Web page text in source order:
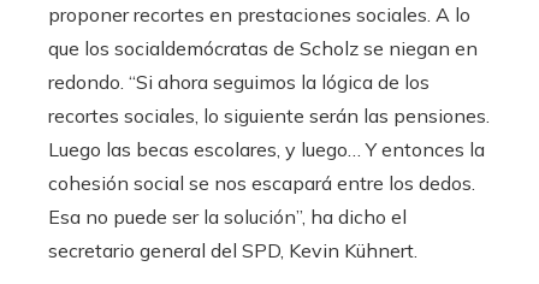
proponer recortes en prestaciones sociales. A lo
que los socialdemócratas de Scholz se niegan en
redondo. “Si ahora seguimos la lógica de los
recortes sociales, lo siguiente serán las pensiones.
Luego las becas escolares, y luego… Y entonces la
cohesión social se nos escapará entre los dedos.
Esa no puede ser la solución”, ha dicho el
secretario general del SPD, Kevin Kühnert.